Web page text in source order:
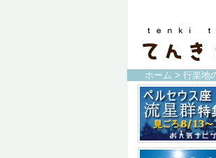
ホーム > 行楽地